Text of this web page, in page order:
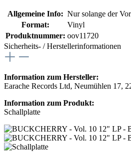
Allgemeine Info: Nur solange der
Format:
Vinyl
Produktnummer: oov11720
Sicherheits- / Herstellerinformationen
Information zum Hersteller:
Earache Records Ltd, Neumühlen 17,
Information zum Produkt:
Schallplatte